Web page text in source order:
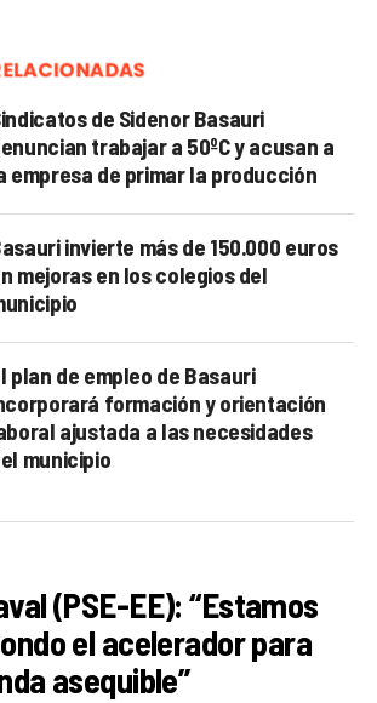
de Sidenor Basauri
trabajar a 50ºC y acusan a
empresa de primar la producción
invierte más de 150.000 euros
mejoras en los colegios del
plan de empleo de Basauri
formación y orientación
ajustada a las necesidades
municipio
(PSE-EE): “Estamos
el acelerador para
asequible”